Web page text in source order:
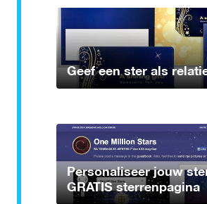
Geef een ster als
Personaliseer jouw
GRATIS sterrenpagina